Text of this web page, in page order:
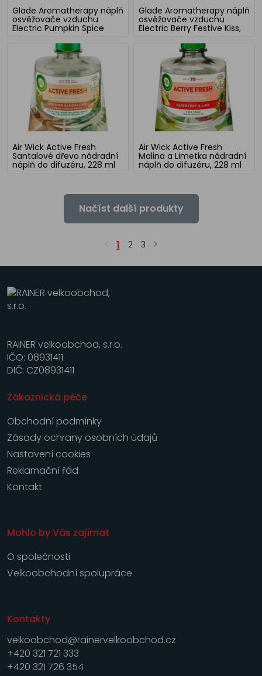
Glade Aromatherapy náplň
osvěžovače vzduchu
Electric Pumpkin Spice
Glade Aromatherapy náplň
osvěžovače vzduchu
Electric Berry Festive Kiss,
Air Wick Active Fresh
Santalové dřevo nádradní
náplň do difuzéru, 228 ml
Air Wick Active Fresh
Malina a Limetka nádradní
náplň do difuzéru, 228 ml
Načíst další produkty
1 2 3
RAINER velkoobchod, s.r.o.
IČO: 08931411
DIČ: CZ08931411
Zákaznická péče
Obchodní podmínky
Zásady ochrany osobních údajů
Nastavení cookies
Reklamační řád
Kontakt
Mohlo by Vás zajímat
O společnosti
Velkoobchodní spolupráce
Kontakty
velkoobchod@rainervelkoobchod.cz
+420 321 721 333
+420 321 726 354